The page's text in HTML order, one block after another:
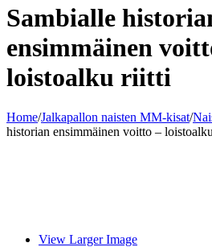
Sambialle
ensimmäinen
loistoalku riitti
Home/Jalkapallon naisten MM-kisat/
historian ensimmäinen voitto –
View Larger Image